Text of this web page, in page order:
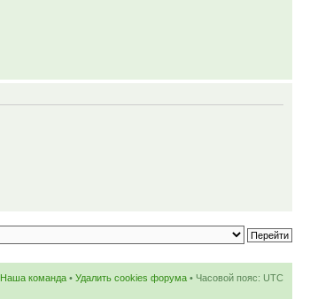
Наша команда • Удалить cookies форума • Часовой пояс: UTC